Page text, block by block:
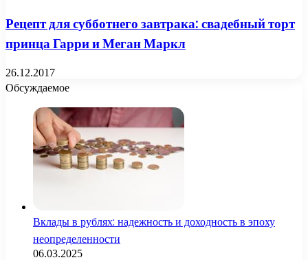
Рецепт для субботнего завтрака: свадебный торт
принца Гарри и Меган Маркл
26.12.2017
Обсуждаемое
Вклады в рублях: надежность и доходность в эпоху
неопределенности
06.03.2025